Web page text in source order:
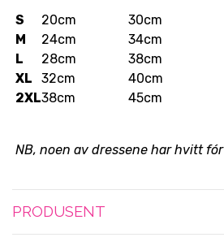
S
20cm
30cm
M
24cm
34cm
L
28cm
38cm
XL
32cm
40cm
2XL38cm 45cm
NB, noen av dressene har hvitt fór
PRODUSENT